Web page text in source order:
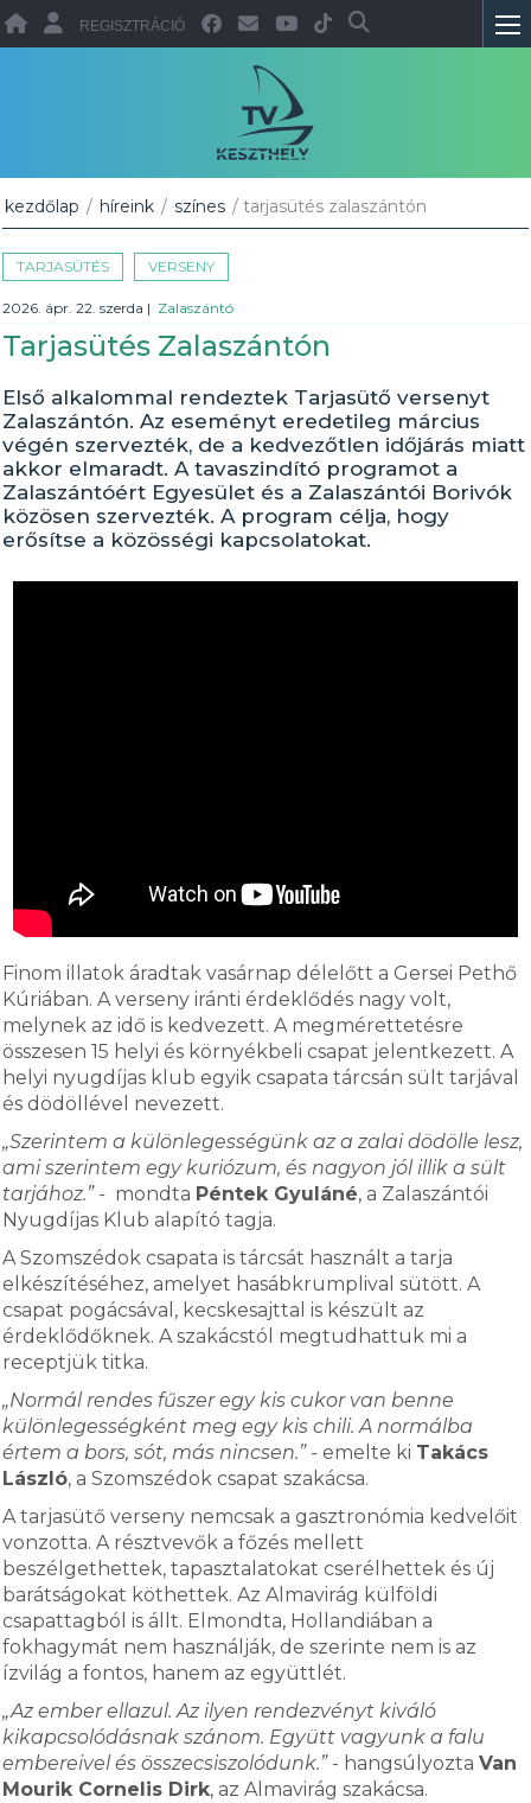
REGISZTRÁCIÓ
kezdőlap / híreink / színes / tarjasütés zalaszántón
TARJASÜTÉS VERSENY
2026. ápr. 22. szerda | Zalaszántó
Tarjasütés Zalaszántón
Első alkalommal rendeztek Tarjasütő versenyt
Zalaszántón. Az eseményt eredetileg március
végén szervezték, de a kedvezőtlen időjárás miatt
akkor elmaradt. A tavaszindító programot a
Zalaszántóért Egyesület és a Zalaszántói Borivók
közösen szervezték. A program célja, hogy
erősítse a közösségi kapcsolatokat.
Finom illatok áradtak vasárnap délelőtt a Gersei Pethő
Kúriában. A verseny iránti érdeklődés nagy volt,
melynek az idő is kedvezett. A megmérettetésre
összesen 15 helyi és környékbeli csapat jelentkezett. A
helyi nyugdíjas klub egyik csapata tárcsán sült tarjával
és dödöllével nevezett.
„Szerintem a különlegességünk az a zalai dödölle lesz,
ami szerintem egy kuriózum, és nagyon jól illik a sült
tarjához.” - mondta Péntek Gyuláné, a Zalaszántói
Nyugdíjas Klub alapító tagja.
A Szomszédok csapata is tárcsát használt a tarja
elkészítéséhez, amelyet hasábkrumplival sütött. A
csapat pogácsával, kecskesajttal is készült az
érdeklődőknek. A szakácstól megtudhattuk mi a
receptjük titka.
„Normál rendes fűszer egy kis cukor van benne
különlegességként meg egy kis chili. A normálba
értem a bors, sót, más nincsen.” -emelte ki Takács
László, a Szomszédok csapat szakácsa.
A tarjasütő verseny nemcsak a gasztronómia kedvelőit
vonzotta. A résztvevők a főzés mellett
beszélgethettek, tapasztalatokat cserélhettek és új
barátságokat köthettek. Az Almavirág külföldi
csapattagból is állt. Elmondta, Hollandiában a
fokhagymát nem használják, de szerinte nem is az
ízvilág a fontos, hanem az együttlét.
„Az ember ellazul. Az ilyen rendezvényt kiváló
kikapcsolódásnak szánom. Együtt vagyunk a falu
embereivel és összecsiszolódunk.” - hangsúlyoztaVan
Mourik Cornelis Dirk, az Almavirág szakácsa.